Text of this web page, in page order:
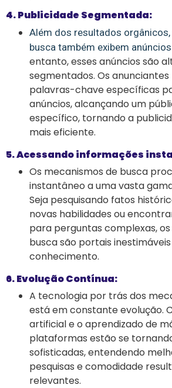
4. Publicidade Segmentada:
Além dos resultados
busca também exibem
entanto, esses anúncios são
segmentados. Os
palavras-chave específicas
anúncios, alcançando um
específico, tornando a
mais eficiente.
5. Acessando informações
Os mecanismos de busca
instantâneo a uma vasta
Seja pesquisando fatos
novas habilidades ou
para perguntas complexas,
busca são portais
conhecimento.
6. Evolução Contínua:
A tecnologia por trás dos
está em constante evolução.
artificial e o aprendizado de
plataformas estão se
sofisticadas, entendendo
pesquisas e comodidade
relevantes.